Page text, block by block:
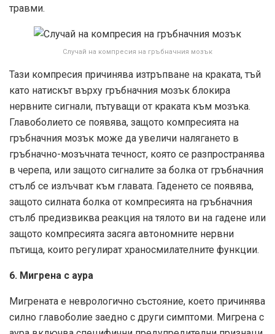
травми.
Случай на компресия на гръбначния мозък
Тази компресия причинява изтръпване на краката, тъй
като натискът върху гръбначния мозък блокира
нервните сигнали, пътуващи от краката към мозъка.
Главоболието се появява, защото компресията на
гръбначния мозък може да увеличи налягането в
гръбначно-мозъчната течност, която се разпространява
в черепа, или защото сигналите за болка от гръбначния
стълб се излъчват към главата. Гаденето се появява,
защото силната болка от компресията на гръбначния
стълб предизвиква реакция на тялото ви на гадене или
защото компресията засяга автономните нервни
пътища, които регулират храносмилателните функции.
6. Мигрена с аура
Мигрената е неврологично състояние, което причинява
силно главоболие заедно с други симптоми. Мигрена с